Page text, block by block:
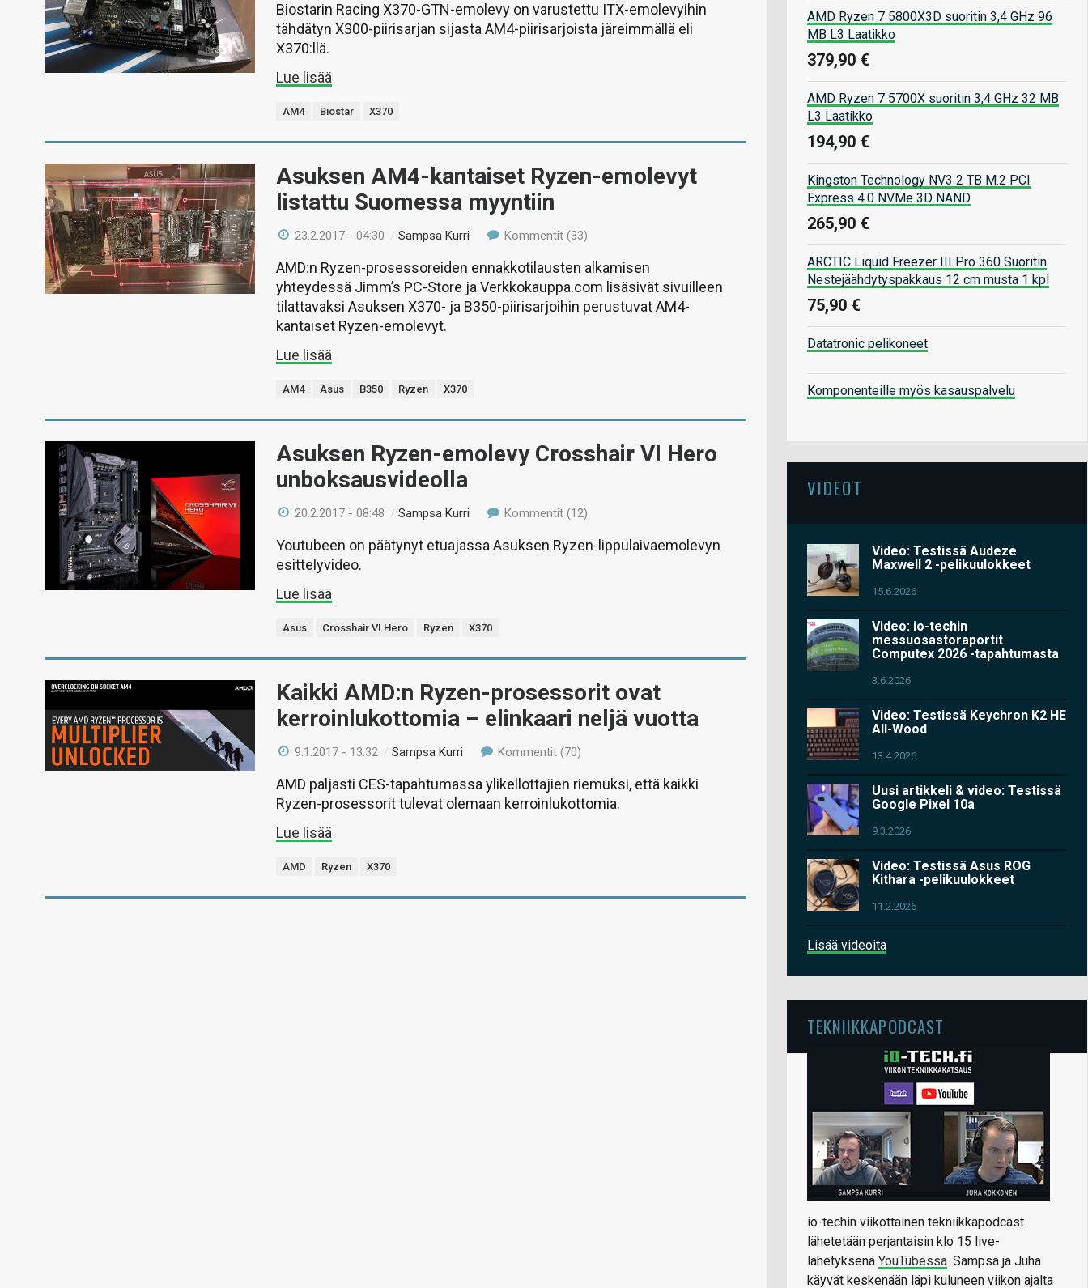
Biostarin Racing X370-GTN-emolevy on varustettu ITX-emolevyihin
tähdätyn X300-piirisarjan sijasta AM4-piirisarjoista järeimmällä eli
X370:llä.
Lue lisää
AM4 Biostar X370
Asuksen AM4-kantaiset Ryzen-emolevyt
listattu Suomessa myyntiin
23.2.2017 - 04:30 /Sampsa Kurri Kommentit (33)
AMD:n Ryzen-prosessoreiden ennakkotilausten alkamisen
yhteydessä Jimm’s PC-Store ja Verkkokauppa.com lisäsivät sivuilleen
tilattavaksi Asuksen X370- ja B350-piirisarjoihin perustuvat AM4-
kantaiset Ryzen-emolevyt.
Lue lisää
AM4 Asus B350 Ryzen X370
Asuksen Ryzen-emolevy Crosshair VI Hero
unboksausvideolla
20.2.2017 - 08:48 /Sampsa Kurri Kommentit (12)
Youtubeen on päätynyt etuajassa Asuksen Ryzen-lippulaivaemolevyn
esittelyvideo.
Lue lisää
Asus Crosshair VI Hero Ryzen X370
Kaikki AMD:n Ryzen-prosessorit ovat
kerroinlukottomia – elinkaari neljä vuotta
9.1.2017 - 13:32 /Sampsa Kurri Kommentit (70)
AMD paljasti CES-tapahtumassa ylikellottajien riemuksi, että kaikki
Ryzen-prosessorit tulevat olemaan kerroinlukottomia.
Lue lisää
AMD Ryzen X370
AMD Ryzen 7 5800X3D suoritin 3,4 GHz 96
MB L3 Laatikko
379,90 €
AMD Ryzen 7 5700X suoritin 3,4 GHz 32 MB
L3 Laatikko
194,90 €
Kingston Technology NV3 2 TB M.2 PCI
Express 4.0 NVMe 3D NAND
265,90 €
ARCTIC Liquid Freezer III Pro 360 Suoritin
Nestejäähdytyspakkaus 12 cm musta 1 kpl
75,90 €
Datatronic pelikoneet
Komponenteille myös kasauspalvelu
VIDEOT
Video: Testissä Audeze
Maxwell 2 -pelikuulokkeet
15.6.2026
Video: io-techin
messuosastoraportit
Computex 2026 -tapahtumasta
3.6.2026
Video: Testissä Keychron K2 HE
All-Wood
13.4.2026
Uusi artikkeli & video: Testissä
Google Pixel 10a
9.3.2026
Video: Testissä Asus ROG
Kithara -pelikuulokkeet
11.2.2026
Lisää videoita
TEKNIIKKAPODCAST
io-techin viikottainen tekniikkapodcast
lähetetään perjantaisin klo 15 live-
lähetyksenä YouTubessa. Sampsa ja Juha
käyvät keskenään läpi kuluneen viikon ajalta